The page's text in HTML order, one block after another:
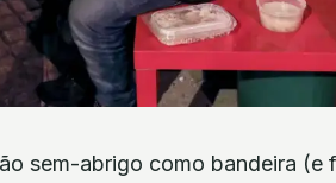
sem-abrigo como bandeira (e